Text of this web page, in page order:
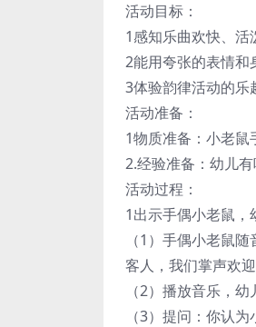
活动目标：
1感知乐曲欢快、活
2能用夸张的表情和
3体验韵律活动的乐
活动准备：
1物质准备：小老鼠
2.经验准备：幼儿有
活动过程：
1出示手偶小老鼠，
（1）手偶小老鼠
客人，我们掌声欢
（2）播放音乐，
（3）提问：你认